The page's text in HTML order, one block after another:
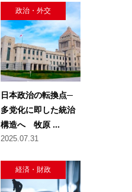
政治・外交
日本政治の転換点─
多党化に即した統治
構造へ 牧原 ...
2025.07.31
経済・財政